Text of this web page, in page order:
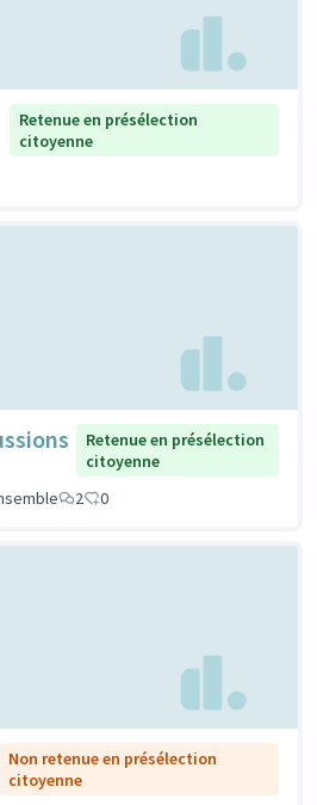
Retenue en présélection
citoyenne
Retenue en présélection
citoyenne
2 0
Non retenue en présélection
citoyenne